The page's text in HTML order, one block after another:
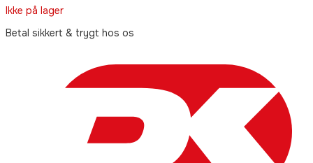
Ikke på lager
Betal sikkert & trygt hos os